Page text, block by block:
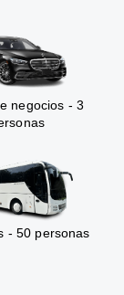
negocios - 3
- 50 personas